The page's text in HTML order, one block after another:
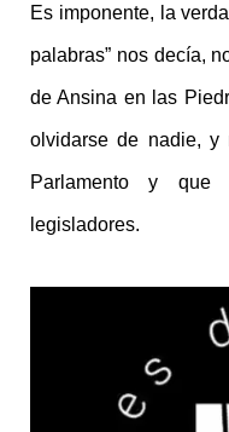
Es imponente, la
palabras” nos decía,
de Ansina en las
olvidarse de nadie, y
Parlamento y
legisladores.